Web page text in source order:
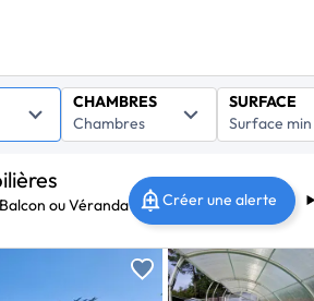
CHAMBRES SURFACE
ou Véranda Créer une alerte